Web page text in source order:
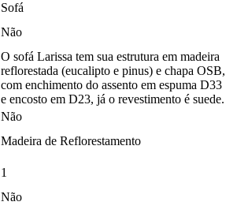
Sofá
Não
O sofá Larissa tem sua estrutura em madeira
reflorestada (eucalipto e pinus) e chapa OSB,
com enchimento do assento em espuma D33
e encosto em D23, já o revestimento é suede.
Não
Madeira de Reflorestamento
1
Não